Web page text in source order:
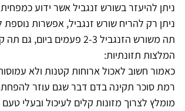
ניתן להיעזר בשורש זנגביל אשר ידוע
ניתן רק להריח שורש זנגביל, אפשרות
תה משורש הזנגביל 2-3 פעמים ביום, גם תה קמומיל  יכול לסייע בשיכוך בחילות בוקר.
המלצות תזונתיות:
כאמור חשוב לאכול ארוחות קטנות ולא
רמת סוכר תקינה בדם דבר שגם עוזר
מומלץ לצרוך מזונות קלים לעיכול ובעלי טעם